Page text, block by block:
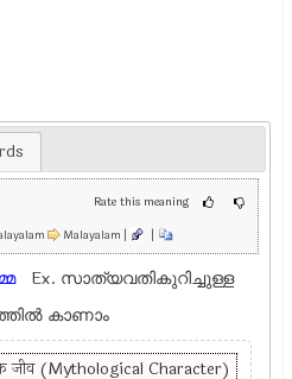
Rate this meaning
Malayalam | |
Ex. സാത്യവതികുറിച്ചുള്ള
കാണാം
जीव (Mythological Character)